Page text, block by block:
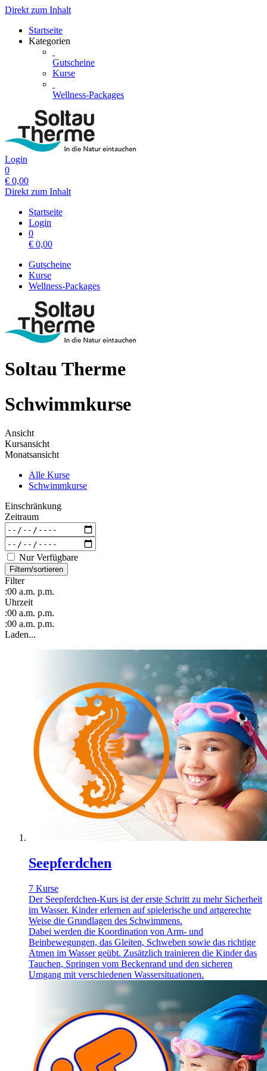
Direkt zum Inhalt
Startseite
Kategorien
Gutscheine
Kurse
Wellness-Packages
Login
0
€ 0,00
Direkt zum Inhalt
Startseite
Login
0
€ 0,00
Gutscheine
Kurse
Wellness-Packages
Soltau Therme
Schwimmkurse
Ansicht
Kursansicht
Monatsansicht
Alle Kurse
Schwimmkurse
Einschränkung
Zeitraum
Nur Verfügbare
Filtern/sortieren
Filter
:00 a.m. p.m.
Uhrzeit
:00 a.m. p.m.
:00 a.m. p.m.
Laden...
Seepferdchen
7 Kurse
Der Seepferdchen-Kurs ist der erste Schritt zu mehr Sicherheit
im Wasser. Kinder erlernen auf spielerische und artgerechte
Weise die Grundlagen des Schwimmens.
Dabei werden die Koordination von Arm- und
Beinbewegungen, das Gleiten, Schweben sowie das richtige
Atmen im Wasser geübt. Zusätzlich trainieren die Kinder das
Tauchen, Springen vom Beckenrand und den sicheren
Umgang mit verschiedenen Wassersituationen.